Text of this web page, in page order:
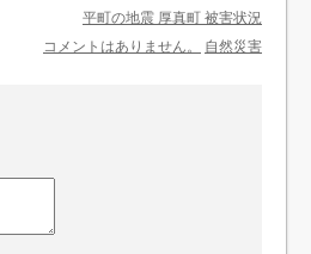
平町の地震 厚真町 被害状況
コメントはありません。
自然災害